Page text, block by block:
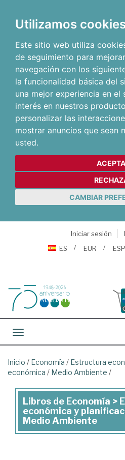
Utilizamos cookies
Este sitio web utiliza
de seguimiento para
navegación con los
la funcionalidad básica del
una mejor experiencia en el
interés en nuestros
personalizar las
mostrar anuncios que sean
usted.
CAMBIAR
Iniciar sesión
ES
EUR
Toggle navigation
Inicio / Economía / Estructura
económica / Medio Ambiente /
Libros
de
Economía
Libros de Economía >
económica y
Medio Ambiente